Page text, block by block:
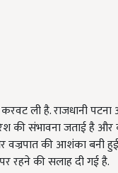
ली है. राजधानी
की संभावना जताई है
वज्रपात की आशंका बनी
रहने की सलाह दी गई है.